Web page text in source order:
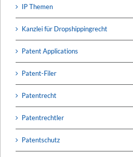
IP Themen
Kanzlei für Dropshippingrecht
Patent Applications
Patent-Filer
Patentrecht
Patentrechtler
Patentschutz